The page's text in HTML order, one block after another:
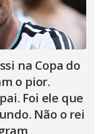
na Copa do
o pior.
Foi ele que
Não o rei